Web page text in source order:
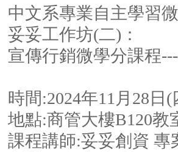
中文系專業自主學習
妥妥工作坊(二)：
宣傳行銷微學分課程
時間:2024年11月28日
地點:商管大樓B120教
課程講師:妥妥創資